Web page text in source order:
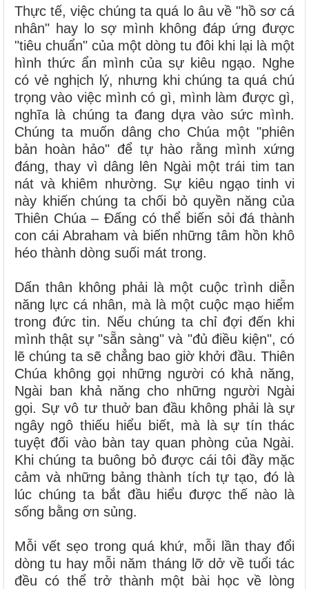
Thực tế, việc chúng ta quá lo âu về "hồ sơ cá
nhân" hay lo sợ mình không đáp ứng được
"tiêu chuẩn" của một dòng tu đôi khi lại là một
hình thức ẩn mình của sự kiêu ngạo. Nghe
có vẻ nghịch lý, nhưng khi chúng ta quá chú
trọng vào việc mình có gì, mình làm được gì,
nghĩa là chúng ta đang dựa vào sức mình.
Chúng ta muốn dâng cho Chúa một "phiên
bản hoàn hảo" để tự hào rằng mình xứng
đáng, thay vì dâng lên Ngài một trái tim tan
nát và khiêm nhường. Sự kiêu ngạo tinh vi
này khiến chúng ta chối bỏ quyền năng của
Thiên Chúa – Đấng có thể biến sỏi đá thành
con cái Abraham và biến những tâm hồn khô
héo thành dòng suối mát trong.
Dấn thân không phải là một cuộc trình diễn
năng lực cá nhân, mà là một cuộc mạo hiểm
trong đức tin. Nếu chúng ta chỉ đợi đến khi
mình thật sự "sẵn sàng" và "đủ điều kiện", có
lẽ chúng ta sẽ chẳng bao giờ khởi đầu. Thiên
Chúa không gọi những người có khả năng,
Ngài ban khả năng cho những người Ngài
gọi. Sự vô tư thuở ban đầu không phải là sự
ngây ngô thiếu hiểu biết, mà là sự tín thác
tuyệt đối vào bàn tay quan phòng của Ngài.
Khi chúng ta buông bỏ được cái tôi đầy mặc
cảm và những bảng thành tích tự tạo, đó là
lúc chúng ta bắt đầu hiểu được thế nào là
sống bằng ơn sủng.
Mỗi vết sẹo trong quá khứ, mỗi lần thay đổi
dòng tu hay mỗi năm tháng lỡ dở về tuổi tác
đều có thể trở thành một bài học về lòng